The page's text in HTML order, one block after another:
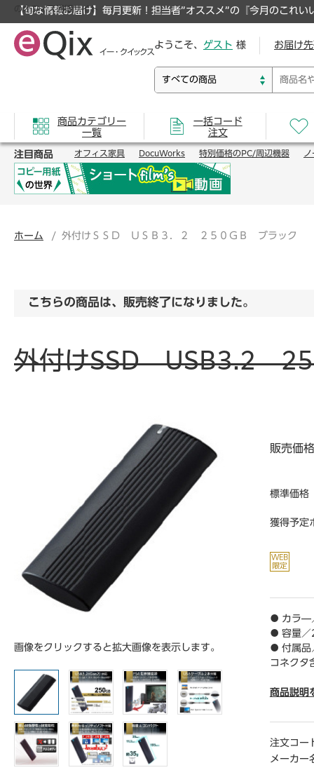
【旬な情報お届け】毎月更新！担当者”オススメ”の『今月のこれい
のオフィス通販サイト
ようこそ、 ゲスト 様 お届け
商品カテゴリー
一覧
一括コード
注文
注目商品 オフィス家具 DocuWorks 特別価格のPC/周辺機器 ノ
ホーム 外付けＳＳＤ ＵＳＢ３．２ ２５０ＧＢ ブラック
こちらの商品は、販売終了になりました。
外付けSSD USB3.2
画像をクリックすると拡大画像を表示します。
販売価格
標準価格
獲得予定
● カラ―
● 容量／
● 付属品
コネク
ュアル
● 対応機
ン、およ
● 対応
商品説明
注文コー
メーカー